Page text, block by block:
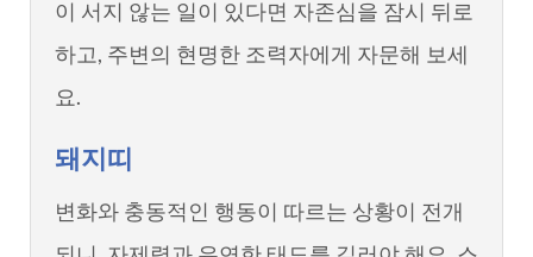
이 서지 않는 일이 있다면 자존심을 잠시 뒤로
하고, 주변의 현명한 조력자에게 자문해 보세
요.
돼지띠
변화와 충동적인 행동이 따르는 상황이 전개